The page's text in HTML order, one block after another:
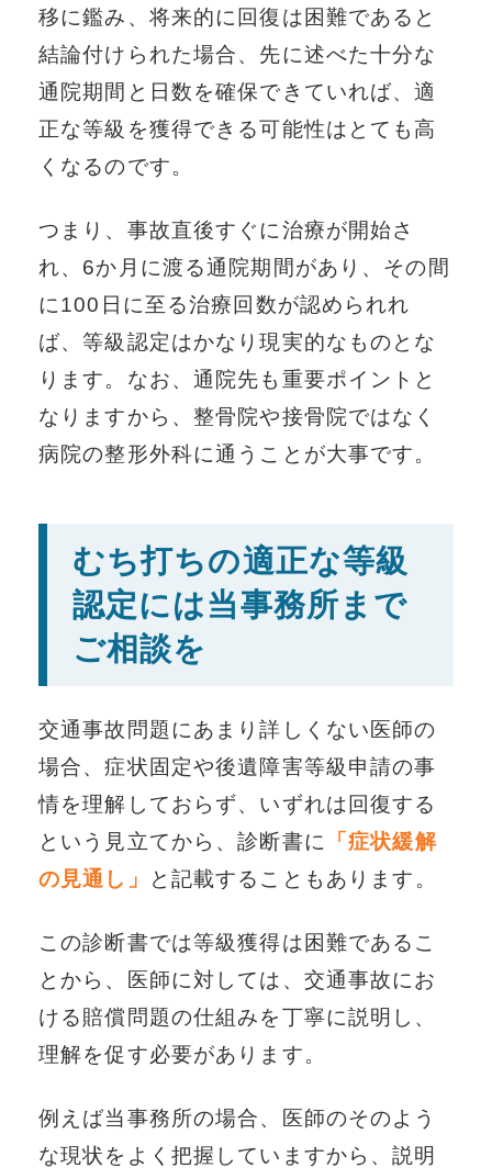
移に鑑み、将来的に回復は困難であると
結論付けられた場合、先に述べた十分な
通院期間と日数を確保できていれば、適
正な等級を獲得できる可能性はとても高
くなるのです。
つまり、事故直後すぐに治療が開始さ
れ、6か月に渡る通院期間があり、その間
に100日に至る治療回数が認められれ
ば、等級認定はかなり現実的なものとな
ります。なお、通院先も重要ポイントと
なりますから、整骨院や接骨院ではなく
病院の整形外科に通うことが大事です。
むち打ちの適正な等級
認定には当事務所まで
ご相談を
交通事故問題にあまり詳しくない医師の
場合、症状固定や後遺障害等級申請の事
情を理解しておらず、いずれは回復する
という見立てから、診断書に
「症状緩解
の見通し」
と記載することもあります。
この診断書では等級獲得は困難であるこ
とから、医師に対しては、交通事故にお
ける賠償問題の仕組みを丁寧に説明し、
理解を促す必要があります。
例えば当事務所の場合、医師のそのよう
な現状をよく把握していますから、説明